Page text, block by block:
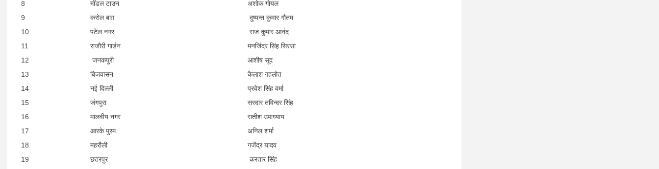
8
मॉडल टाउन
अशोक गोयल
9
करोल बाग़
दुष्यन्त कुमार गौतम
10
पटेल नगर
राज कुमार आनंद
11
राजौरी गार्डन
मनजिंदर सिंह सिरसा
12
जनकपुरी
आशीष सूद
13
बिजवासन
कैलाश गहलोत
14
नई दिल्ली
प्रवेश सिंह वर्मा
15
जंगपुरा
सरदार तविन्दर सिंह
16
मालवीय नगर
सतीश उपाध्याय
17
आरके पुरम
अनिल शर्मा
18
महरौली
गजेंद्र यादव
19
छतरपुर
करतार सिंह